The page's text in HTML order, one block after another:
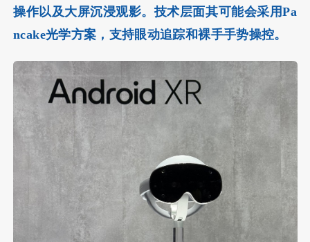
操作以及大屏沉浸观影。技术层面其可能会采用Pa
ncake光学方案，支持眼动追踪和裸手手势操控。